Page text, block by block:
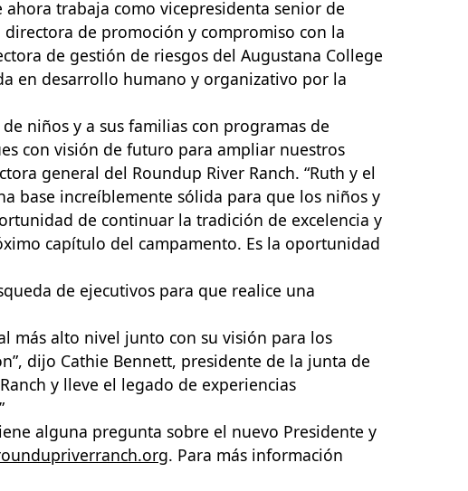
trabaja como vicepresidenta senior de
de promoción y compromiso con la
de gestión de riesgos del Augustana College
en desarrollo humano y organizativo por la
niños y a sus familias con programas de
con visión de futuro para ampliar nuestros
general del Roundup River Ranch. “Ruth y el
base increíblemente sólida para que los niños y
de continuar la tradición de excelencia y
capítulo del campamento. Es la oportunidad
de ejecutivos para que realice una
más alto nivel junto con su visión para los
dijo Cathie Bennett, presidente de la junta de
y lleve el legado de experiencias
alguna pregunta sobre el nuevo Presidente y
. Para más información